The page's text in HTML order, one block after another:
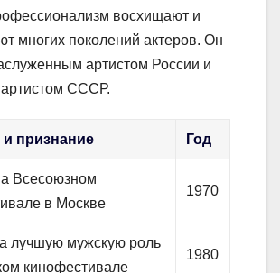
восхищают и
многих поколений актеров. Он
артистом России и
СССР.
признание Год
Всесоюзном
в Москве
1970
лучшую мужскую роль
кинофестивале
1980